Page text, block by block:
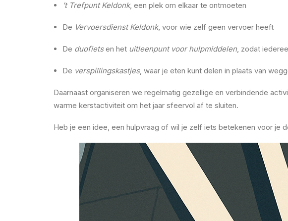
’t Trefpunt Keldonk, een plek om elkaar te ontmoeten
De Vervoersdienst Keldonk, voor wie zelf geen vervoer heeft
De duofietsen het uitleenpunt voor hulpmiddelen, zodat
De verspillingskastjes, waar je eten kunt delen in plaats van
Daarnaast organiseren we regelmatig gezellige en verbindende
warme kerstactiviteit om het jaar sfeervol af te sluiten.
Heb je een idee, een hulpvraag of wil je zelf iets betekenen voor je